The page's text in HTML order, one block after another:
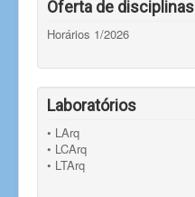
Oferta de disciplinas
Horários 1/2026
Laboratórios
• LArq
• LCArq
• LTArq